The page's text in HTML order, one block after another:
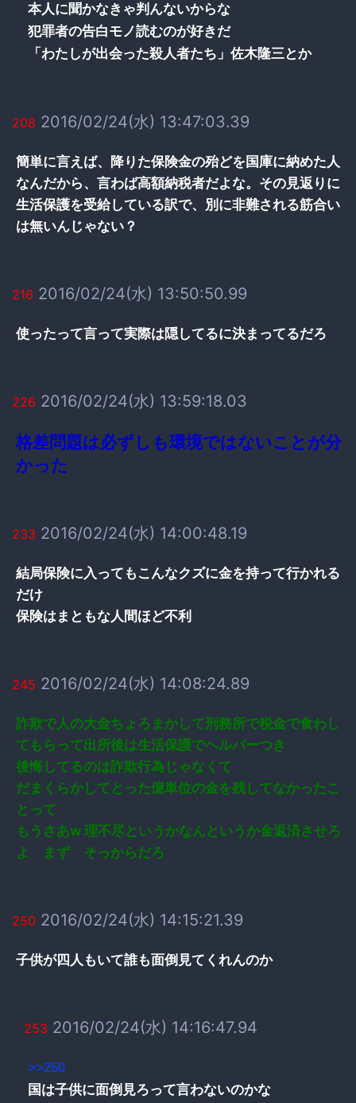
本人に聞かなきゃ判んないからな
犯罪者の告白モノ読むのが好きだ
「わたしが出会った殺人者たち」佐木隆三とか
208 2016/02/24(水) 13:47:03.39
簡単に言えば、降りた保険金の殆どを国庫に納めた人
なんだから、言わば高額納税者だよな。その見返りに
生活保護を受給している訳で、別に非難される筋合い
は無いんじゃない？
216 2016/02/24(水) 13:50:50.99
使ったって言って実際は隠してるに決まってるだろ
226 2016/02/24(水) 13:59:18.03
格差問題は必ずしも環境ではないことが分
かった
233 2016/02/24(水) 14:00:48.19
結局保険に入ってもこんなクズに金を持って行かれる
だけ
保険はまともな人間ほど不利
245 2016/02/24(水) 14:08:24.89
詐欺で人の大金ちょろまかして刑務所で税金で食わし
てもらって出所後は生活保護でヘルパーつき
後悔してるのは詐欺行為じゃなくて
だまくらかしてとった億単位の金を残してなかったこ
とって
もうさあw 理不尽というかなんというか金返済させろ
よ まず そっからだろ
250 2016/02/24(水) 14:15:21.39
子供が四人もいて誰も面倒見てくれんのか
253 2016/02/24(水) 14:16:47.94
>>250
国は子供に面倒見ろって言わないのかな